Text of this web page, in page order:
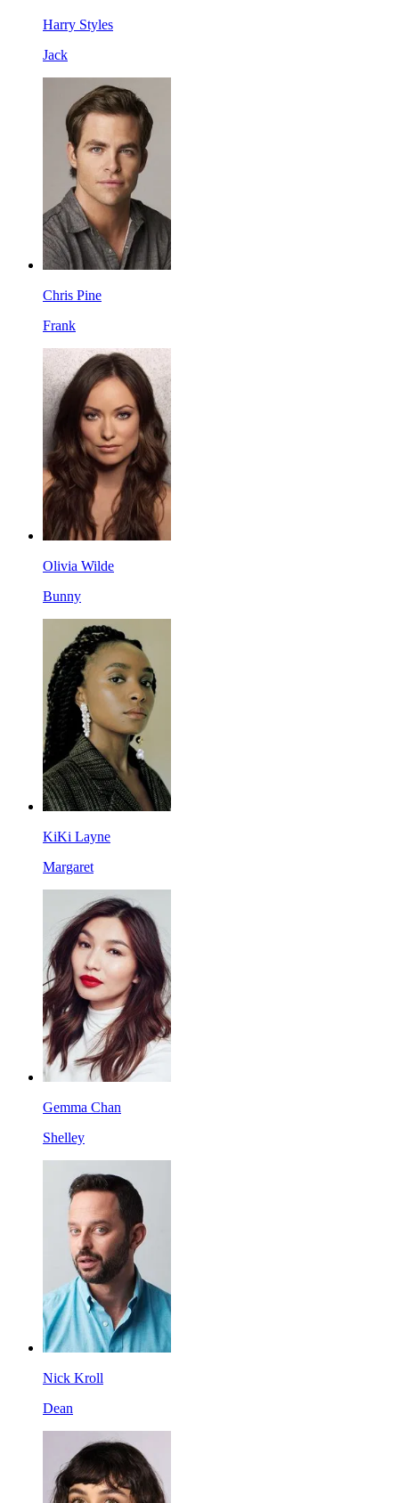
Harry Styles
Jack
Chris Pine
Frank
Olivia Wilde
Bunny
KiKi Layne
Margaret
Gemma Chan
Shelley
Nick Kroll
Dean